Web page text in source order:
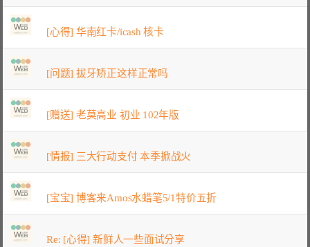
[心得] 华南红卡/icash 核卡
[问题] 拔牙矫正这样正常吗
[赠送] 老莫高业 初业 102年版
[情报] 三大行动支付 本季掀战火
[宝宝] 博客来Amos水蜡笔5/1特价五折
Re: [心得] 新鲜人一些面试分享